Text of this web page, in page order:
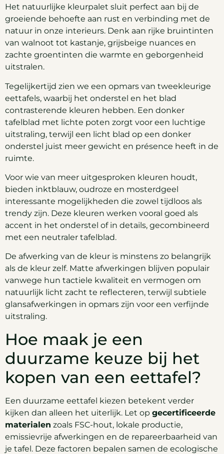
Het natuurlijke kleurpalet sluit perfect aan bij de
groeiende behoefte aan rust en verbinding met de
natuur in onze interieurs. Denk aan rijke bruintinten
van walnoot tot kastanje, grijsbeige nuances en
zachte groentinten die warmte en geborgenheid
uitstralen.
Tegelijkertijd zien we een opmars van tweekleurige
eettafels, waarbij het onderstel en het blad
contrasterende kleuren hebben. Een donker
tafelblad met lichte poten zorgt voor een luchtige
uitstraling, terwijl een licht blad op een donker
onderstel juist meer gewicht en présence heeft in de
ruimte.
Voor wie van meer uitgesproken kleuren houdt,
bieden inktblauw, oudroze en mosterdgeel
interessante mogelijkheden die zowel tijdloos als
trendy zijn. Deze kleuren werken vooral goed als
accent in het onderstel of in details, gecombineerd
met een neutraler tafelblad.
De afwerking van de kleur is minstens zo belangrijk
als de kleur zelf. Matte afwerkingen blijven populair
vanwege hun tactiele kwaliteit en vermogen om
natuurlijk licht zacht te reflecteren, terwijl subtiele
glansafwerkingen in opmars zijn voor een verfijnde
uitstraling.
Hoe maak je een
duurzame keuze bij het
kopen van een eettafel?
Een duurzame eettafel kiezen betekent verder
kijken dan alleen het uiterlijk. Let op gecertificeerde
materialen zoals FSC-hout, lokale productie,
emissievrije afwerkingen en de repareerbaarheid van
je tafel. Deze factoren bepalen samen de ecologische